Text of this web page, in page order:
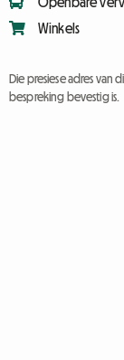
Winkels
Die presiese adres
bespreking bevestig is.